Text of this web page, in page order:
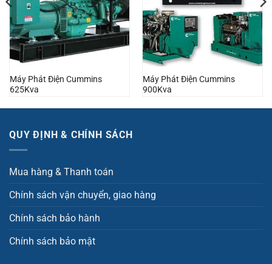
Máy Phát Điện Cummins
625Kva
Máy Phát Điện Cummins
900Kva
QUY ĐỊNH & CHÍNH SÁCH
Mua hàng & Thanh toán
Chính sách vận chuyển, giao hàng
Chính sách bảo hành
Chính sách bảo mật